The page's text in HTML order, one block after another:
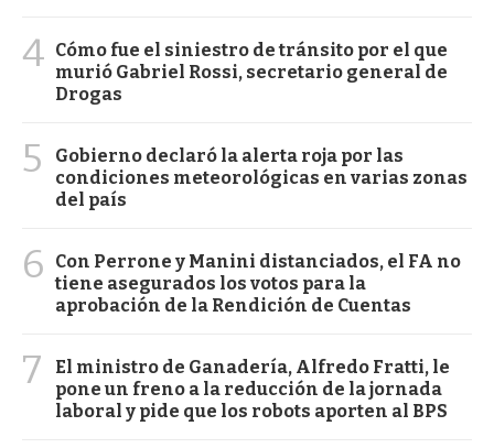
4 Cómo fue el siniestro de tránsito por el que
murió Gabriel Rossi, secretario general de
Drogas
5
Gobierno declaró la alerta roja por las
condiciones meteorológicas en varias zonas
del país
6
Con Perrone y Manini distanciados, el FA no
tiene asegurados los votos para la
aprobación de la Rendición de Cuentas
7
El ministro de Ganadería, Alfredo Fratti, le
pone un freno a la reducción de la jornada
laboral y pide que los robots aporten al BPS